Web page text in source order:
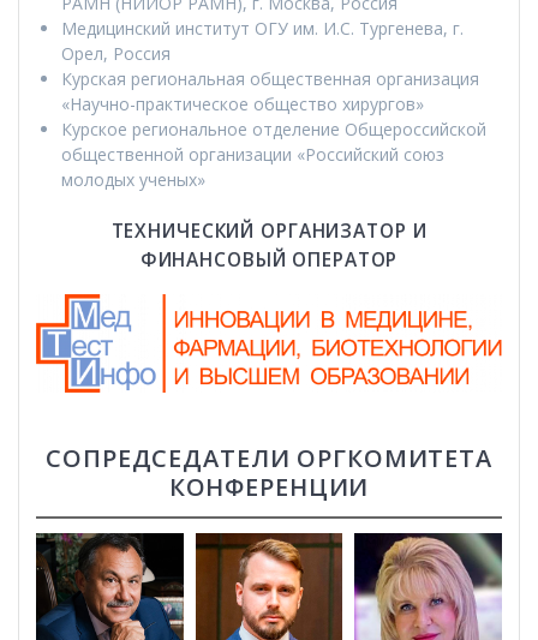
Медицинский институт ОГУ им. И.С. Тургенева, г.
Орел, Россия
Курская региональная общественная организация
«Научно-практическое общество хирургов»
Курское региональное отделение Общероссийской
общественной организации «Российский союз
молодых ученых»
ТЕХНИЧЕСКИЙ ОРГАНИЗАТОР И
ФИНАНСОВЫЙ ОПЕРАТОР
СОПРЕДСЕДАТЕЛИ ОРГКОМИТЕТА
КОНФЕРЕНЦИИ